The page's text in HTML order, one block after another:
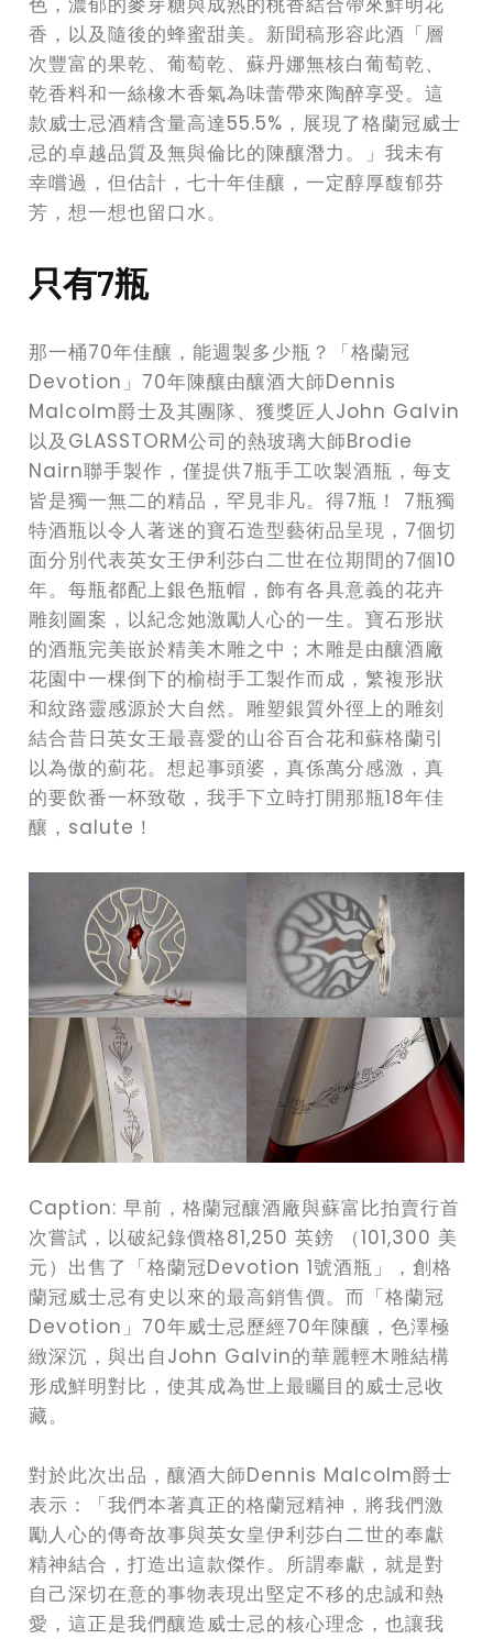
香，以及隨後的蜂蜜甜美。新聞稿形容此酒「層
次豐富的果乾、葡萄乾、蘇丹娜無核白葡萄乾、
乾香料和一絲橡木香氣為味蕾帶來陶醉享受。這
款威士忌酒精含量高達55.5%，展現了格蘭冠威士
忌的卓越品質及無與倫比的陳釀潛力。」我未有
幸嚐過，但估計，七十年佳釀，一定醇厚馥郁芬
芳，想一想也留口水。
只有7瓶
那一桶70年佳釀，能週製多少瓶？「格蘭冠
Devotion」70年陳釀由釀酒大師Dennis
Malcolm爵士及其團隊、獲獎匠人John Galvin
以及GLASSTORM公司的熱玻璃大師Brodie
Nairn聯手製作，僅提供7瓶手工吹製酒瓶，每支
皆是獨一無二的精品，罕見非凡。得7瓶！ 7瓶獨
特酒瓶以令人著迷的寶石造型藝術品呈現，7個切
面分別代表英女王伊利莎白二世在位期間的7個10
年。每瓶都配上銀色瓶帽，飾有各具意義的花卉
雕刻圖案，以紀念她激勵人心的一生。寶石形狀
的酒瓶完美嵌於精美木雕之中；木雕是由釀酒廠
花園中一棵倒下的榆樹手工製作而成，繁複形狀
和紋路靈感源於大自然。雕塑銀質外徑上的雕刻
結合昔日英女王最喜愛的山谷百合花和蘇格蘭引
以為傲的薊花。想起事頭婆，真係萬分感激，真
的要飲番一杯致敬，我手下立時打開那瓶18年佳
釀，salute！
Caption: 早前，格蘭冠釀酒廠與蘇富比拍賣行首
次嘗試，以破紀錄價格81,250 英鎊 （101,300 美
元）出售了「格蘭冠Devotion 1號酒瓶」，創格
蘭冠威士忌有史以來的最高銷售價。而「格蘭冠
Devotion」70年威士忌歷經70年陳釀，色澤極
緻深沉，與出自John Galvin的華麗輕木雕結構
形成鮮明對比，使其成為世上最矚目的威士忌收
藏。
對於此次出品，釀酒大師Dennis Malcolm爵士
表示：「我們本著真正的格蘭冠精神，將我們激
勵人心的傳奇故事與英女皇伊利莎白二世的奉獻
精神結合，打造出這款傑作。所謂奉獻，就是對
自己深切在意的事物表現出堅定不移的忠誠和熱
愛，這正是我們釀造威士忌的核心理念，也讓我